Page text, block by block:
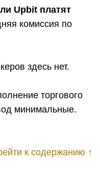
Upbit платят
комиссия по
здесь нет.
торгового
минимальные.
к содержанию ↑